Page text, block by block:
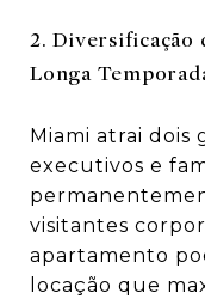
2. Diversificação
Longa
Miami atrai dois
executivos e
visitantes
apartamento
locação que